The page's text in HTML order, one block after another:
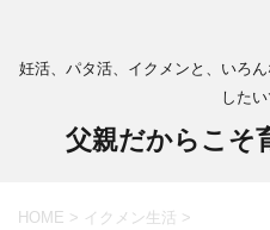
妊活、パタ活、イクメンと、いろ
したい
父親だからこそ
HOME > イクメン生活 >